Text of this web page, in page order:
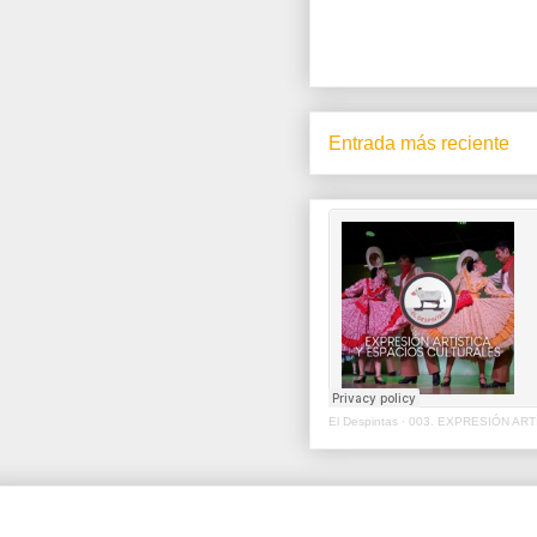
Entrada más reciente
El Despintas · 003. EXPRESIÓN